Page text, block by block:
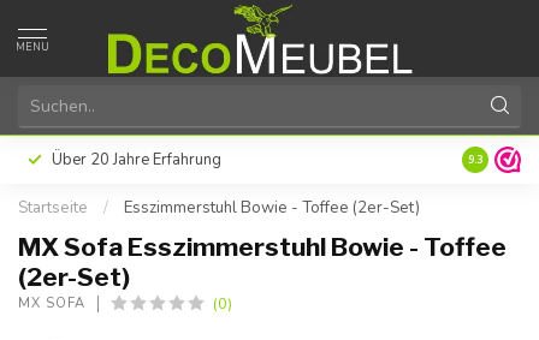
MENU
Kundenzufriedenheit Maßgeschneiderter
9.3
Startseite / Esszimmerstuhl Bowie - Toffee (2er-Set)
MX Sofa Esszimmerstuhl Bowie - Toffee
(2er-Set)
MX SOFA (0)